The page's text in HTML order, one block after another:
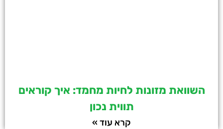
השוואת מזונות לחיות מחמד: איך קוראים
תווית נכון
קרא עוד »